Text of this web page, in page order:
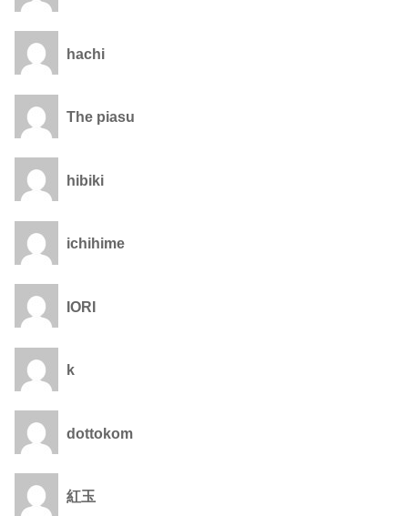
hachi
The piasu
hibiki
ichihime
IORI
k
dottokom
紅玉